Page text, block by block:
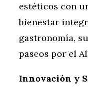
estéticos con
bienestar
gastronomía,
paseos por el
Innovación y